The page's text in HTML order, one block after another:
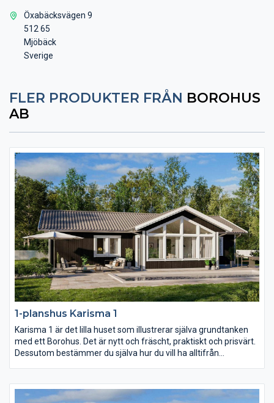
Öxabäcksvägen 9
512 65
Mjöbäck
Sverige
FLER PRODUKTER FRÅN BOROHUS
AB
1-planshus Karisma 1
Karisma 1 är det lilla huset som illustrerar själva grundtanken
med ett Borohus. Det är nytt och fräscht, praktiskt och prisvärt.
Dessutom bestämmer du själva hur du vill ha alltifrån
och för er som vill bo lustfyllt i villa med minimalt att sköta om.